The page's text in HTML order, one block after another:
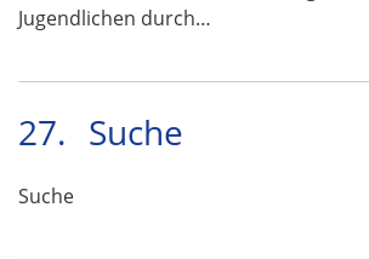
Jugendlichen durch…
27. Suche
Suche